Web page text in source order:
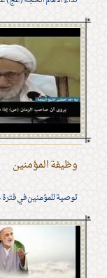
وظيفة المؤمنين
توصية للمؤمنين في فترة